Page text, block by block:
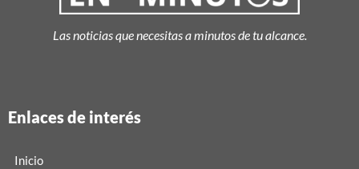
Las noticias que necesitas a minutos de tu alcance.
Enlaces de interés
Inicio